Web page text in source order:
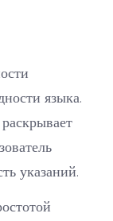
языка.
указаний.